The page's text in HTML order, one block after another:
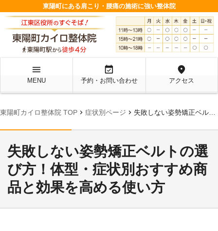
東陽町にある肩こり・腰痛の施術に強い整体院
menu
MENU
event_available
予約・お問い合わせ
location_on
アクセス
東陽町カイロ整体院 TOP chevron_right 症状別ページ chevron_right 失敗しない姿勢矯正ベルトの選び方！体型・症状別おすすめ商品と効果を高める使い方
失敗しない姿勢矯正ベルトの選
び方！体型・症状別おすすめ商
品と効果を高める使い方